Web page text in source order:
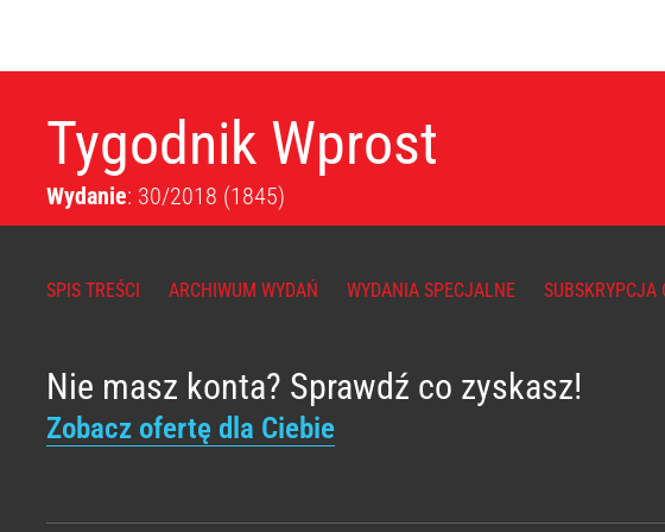
Tygodnik Wprost
Wydanie: 30/2018 (1845)
SPIS TREŚCI ARCHIWUM WYDAŃ WYDANIA SPECJALNE SUBSKRYPCJA
Nie masz konta? Sprawdź co zyskasz!
Zobacz ofertę dla Ciebie